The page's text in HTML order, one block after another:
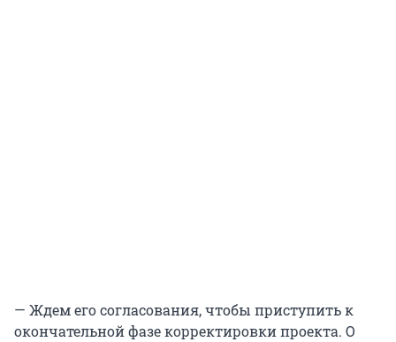
— Ждем его согласования, чтобы приступить к
окончательной фазе корректировки проекта. О